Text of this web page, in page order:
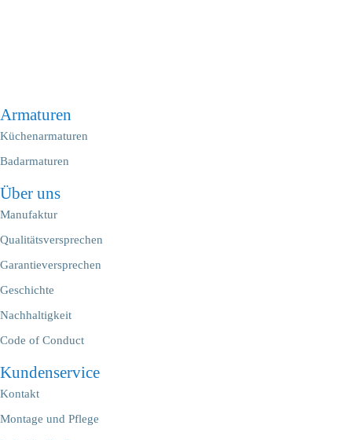
Armaturen
Küchenarmaturen
Badarmaturen
Über uns
Manufaktur
Qualitätsversprechen
Garantieversprechen
Geschichte
Nachhaltigkeit
Code of Conduct
Kundenservice
Kontakt
Montage und Pflege